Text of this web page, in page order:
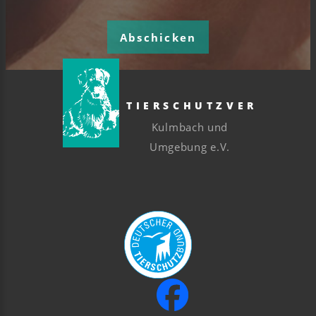
Abschicken
TIERSCHUTZVEREIN
Kulmbach und
Umgebung e.V.